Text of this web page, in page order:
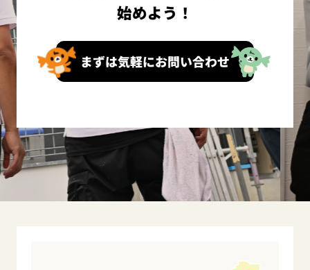
始めよう！
まずは気軽にお問い合わせ